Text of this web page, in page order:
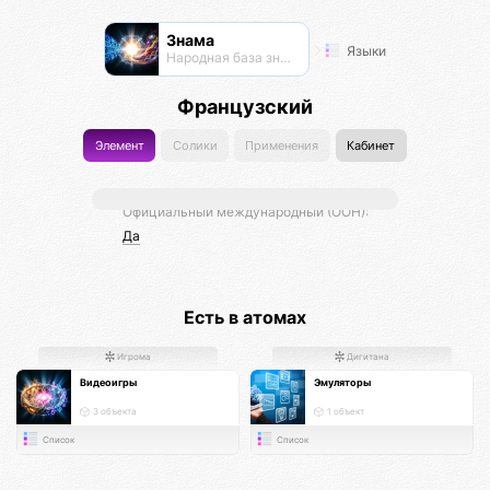
Знама
Народная база знаний Языки
Французский
Элемент Солики Применения Кабинет
Официальный международный (ООН):
Да
Есть в атомах
Игрома
Видеоигры
3 объекта
Список
Дигитана
Эмуляторы
1 объект
Список